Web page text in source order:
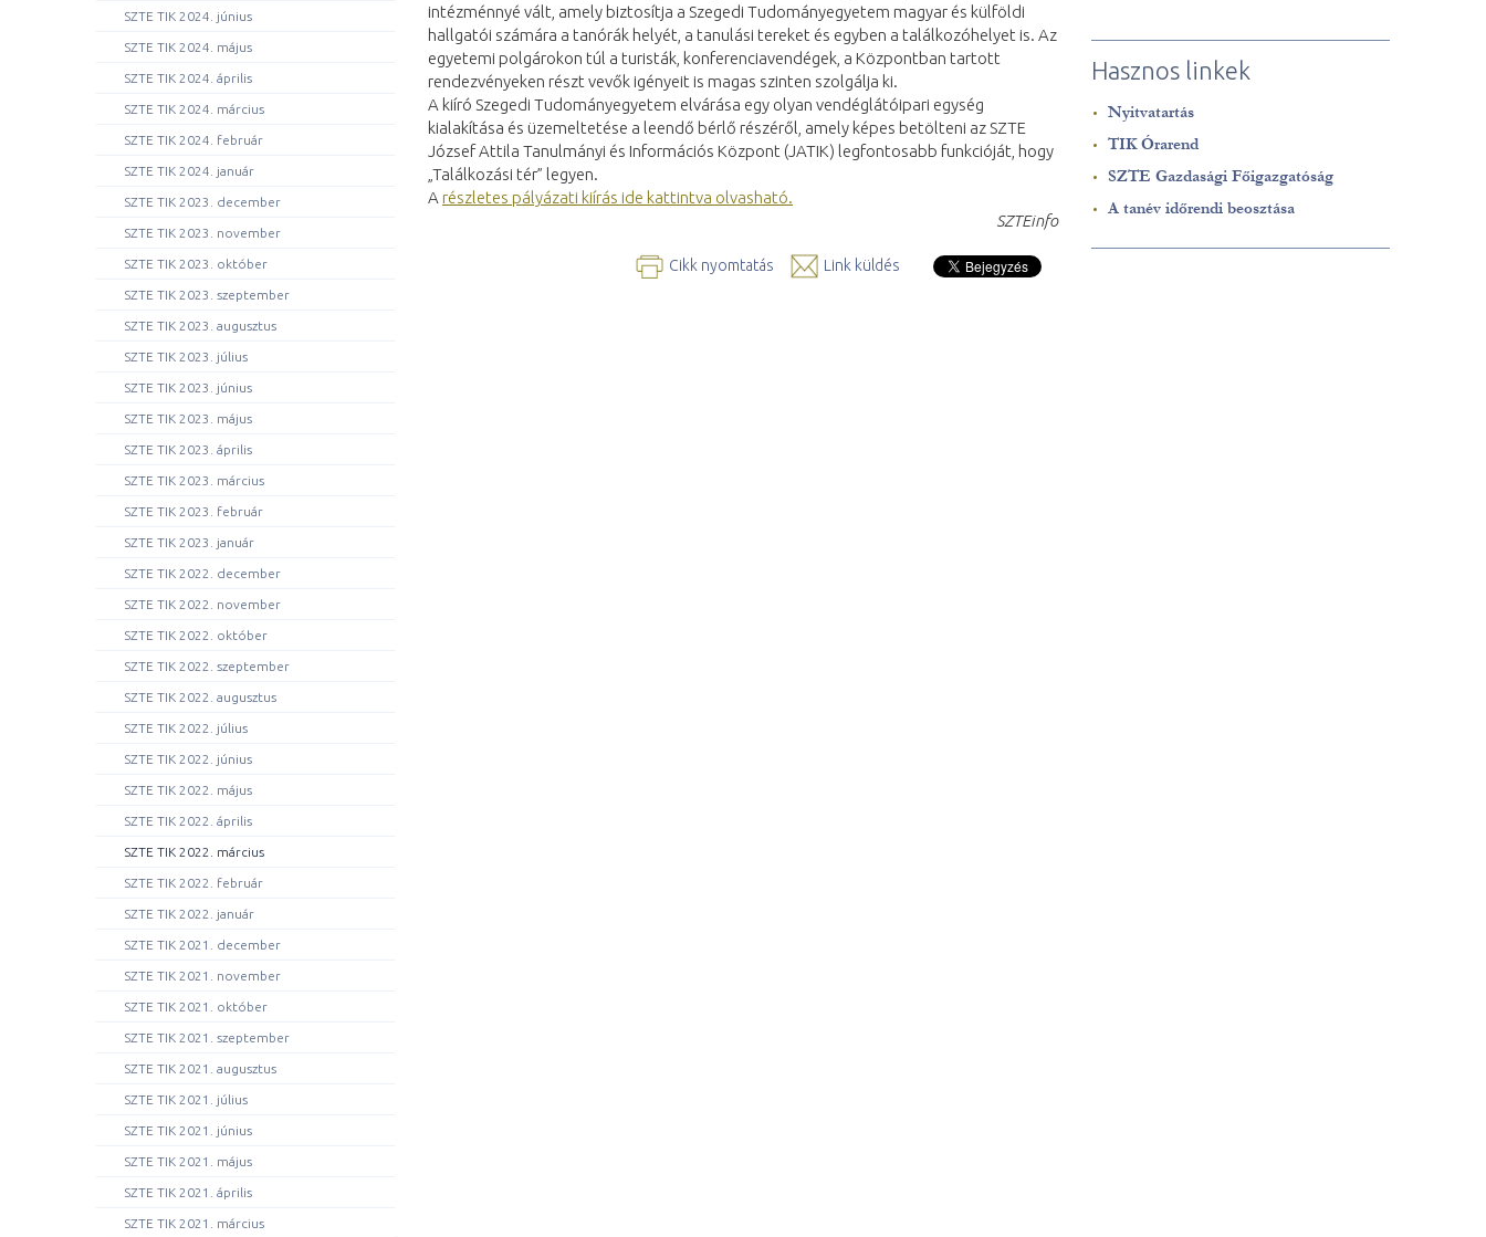
SZTE TIK 2024. június
SZTE TIK 2024. május
SZTE TIK 2024. április
SZTE TIK 2024. március
SZTE TIK 2024. február
SZTE TIK 2024. január
SZTE TIK 2023. december
SZTE TIK 2023. november
SZTE TIK 2023. október
SZTE TIK 2023. szeptember
SZTE TIK 2023. augusztus
SZTE TIK 2023. július
SZTE TIK 2023. június
SZTE TIK 2023. május
SZTE TIK 2023. április
SZTE TIK 2023. március
SZTE TIK 2023. február
SZTE TIK 2023. január
SZTE TIK 2022. december
SZTE TIK 2022. november
SZTE TIK 2022. október
SZTE TIK 2022. szeptember
SZTE TIK 2022. augusztus
SZTE TIK 2022. július
SZTE TIK 2022. június
SZTE TIK 2022. május
SZTE TIK 2022. április
SZTE TIK 2022. március
SZTE TIK 2022. február
SZTE TIK 2022. január
SZTE TIK 2021. december
SZTE TIK 2021. november
SZTE TIK 2021. október
SZTE TIK 2021. szeptember
SZTE TIK 2021. augusztus
SZTE TIK 2021. július
SZTE TIK 2021. június
SZTE TIK 2021. május
SZTE TIK 2021. április
SZTE TIK 2021. március
intézménnyé vált, amely biztosítja a Szegedi Tudományegyetem magyar és külföldi
hallgatói számára a tanórák helyét, a tanulási tereket és egyben a találkozóhelyet is. Az
egyetemi polgárokon túl a turisták, konferenciavendégek, a Központban tartott
rendezvényeken részt vevők igényeit is magas szinten szolgálja ki.
A kiíró Szegedi Tudományegyetem elvárása egy olyan vendéglátóipari egység
kialakítása és üzemeltetése a leendő bérlő részéről, amely képes betölteni az SZTE
József Attila Tanulmányi és Információs Központ (JATIK) legfontosabb funkcióját, hogy
„Találkozási tér” legyen.
A részletes pályázati kiírás ide kattintva olvasható.
SZTEinfo
Cikk nyomtatás Link küldés
Hasznos linkek
Nyitvatartás
TIK Órarend
SZTE Gazdasági Főigazgatóság
A tanév időrendi beosztása